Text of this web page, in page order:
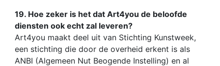
19. Hoe zeker is het dat Art4you de beloofde
diensten ook echt zal leveren?
Art4you maakt deel uit van Stichting Kunstweek,
een stichting die door de overheid erkent is als
ANBI (Algemeen Nut Beogende Instelling) en al